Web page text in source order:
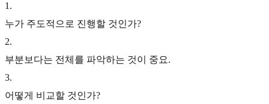
1 .
누가 주도적으로 진행할 것인가?
2.
부분보다는 전체를 파악하는 것이 중요.
3.
어떻게 비교할 것인가?